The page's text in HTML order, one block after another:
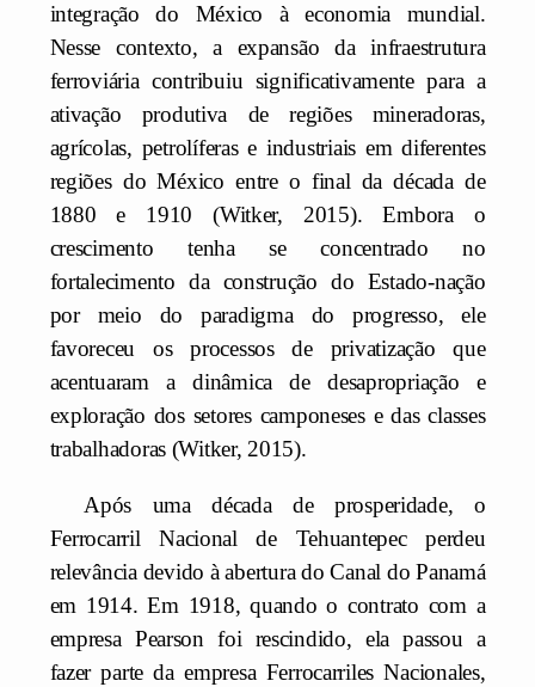
integração do México à economia mundial.
Nesse contexto, a expansão da infraestrutura
ferroviária contribuiu significativamente para a
ativação produtiva de regiões mineradoras,
agrícolas, petrolíferas e industriais em diferentes
regiões do México entre o final da década de
1880 e 1910 (Witker, 2015). Embora o
crescimento tenha se concentrado no
fortalecimento da construção do Estado-nação
por meio do paradigma do progresso, ele
favoreceu os processos de privatização que
acentuaram a dinâmica de desapropriação e
exploração dos setores camponeses e das classes
trabalhadoras (Witker, 2015).
Após uma década de prosperidade, o
Ferrocarril Nacional de Tehuantepec perdeu
relevância devido à abertura do Canal do Panamá
em 1914. Em 1918, quando o contrato com a
empresa Pearson foi rescindido, ela passou a
fazer parte da empresa Ferrocarriles Nacionales,